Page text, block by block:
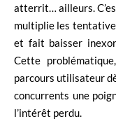
atterrit… ailleurs.
multiplie les
et fait baisser
Cette
parcours utilisateur
concurrents une
l’intérêt perdu.